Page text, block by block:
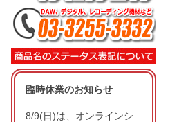
臨時休業のお知らせ
8/9(日)は、オンラインシ